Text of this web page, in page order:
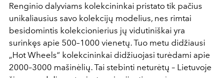
Renginio dalyviams kolekcininkai pristato tik pačius
unikaliausius savo kolekcijų modelius, nes rimtai
besidomintis kolekcionierius jų vidutiniškai yra
surinkęs apie 500–1000 vienetų. Tuo metu didžiausi
„Hot Wheels“ kolekcininkai didžiuojasi turėdami apie
2000–3000 mašinėlių. Tai stebinti neturėtų – Lietuvoje